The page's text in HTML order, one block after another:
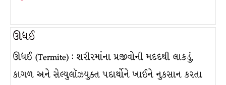
ઊધઈ
ઊધઈ (Termite) : શરીરમાંના પ્રજીવોની મદદથી લાકડું,
કાગળ અને સેલ્યુલૉઝયુક્ત પદાર્થોને ખાઈને નુકસાન કરતા